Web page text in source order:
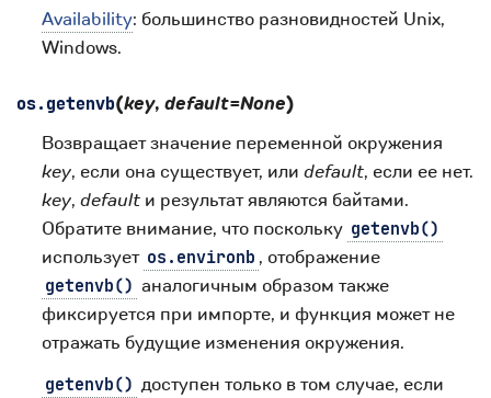
Availability: большинство разновидностей Unix,
Windows.
os. getenvb(key, default=None)
Возвращает значение переменной окружения
key, если она существует, илиdefault, если ее нет.
key,default и результат являются байтами.
Обратите внимание, что поскольку getenvb()
использует os.environb , отображение
getenvb() аналогичным образом также
фиксируется при импорте, и функция может не
отражать будущие изменения окружения.
getenvb() доступен только в том случае, если